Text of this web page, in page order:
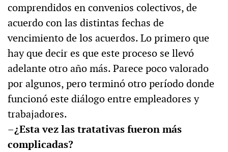
comprendidos en convenios colectivos, de
acuerdo con las distintas fechas de
vencimiento de los acuerdos. Lo primero que
hay que decir es que este proceso se llevó
adelante otro año más. Parece poco valorado
por algunos, pero terminó otro período donde
funcionó este diálogo entre empleadores y
trabajadores.
–¿Esta vez las tratativas fueron más
complicadas?